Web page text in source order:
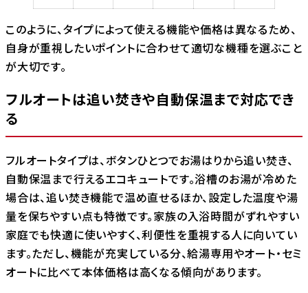
このように、タイプによって使える機能や価格は異なるため、
自身が重視したいポイントに合わせて適切な機種を選ぶこと
が大切です。
フルオートは追い焚きや自動保温まで対応でき
る
フルオートタイプは、ボタンひとつでお湯はりから追い焚き、
自動保温まで行えるエコキュートです。浴槽のお湯が冷めた
場合は、追い焚き機能で温め直せるほか、設定した温度や湯
量を保ちやすい点も特徴です。家族の入浴時間がずれやすい
家庭でも快適に使いやすく、利便性を重視する人に向いてい
ます。ただし、機能が充実している分、給湯専用やオート・セミ
オートに比べて本体価格は高くなる傾向があります。